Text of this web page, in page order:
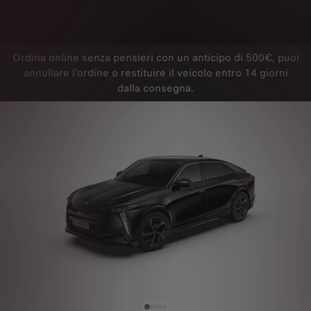
Ordina online senza pensieri con un anticipo di 500€, puoi
annullare l'ordine o restituire il veicolo entro 14 giorni
dalla consegna.